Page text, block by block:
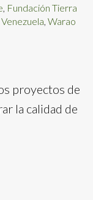
Fundación Tierra
Venezuela Warao
proyectos de
la calidad de